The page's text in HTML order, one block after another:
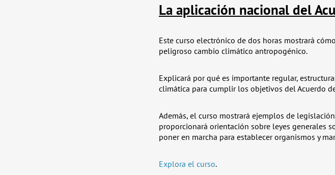
La aplicación nacional del
Este curso electrónico de dos horas mostrará
peligroso cambio climático antropogénico.
Explicará por qué es importante regular,
climática para cumplir los objetivos del Acuerdo
Además, el curso mostrará ejemplos de
proporcionará orientación sobre leyes generales
poner en marcha para establecer organismos y
Explora el curso.